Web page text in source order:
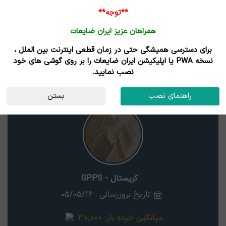
نتایج جستجوی قیمت
استان
کریستال - GPPS
تاریخ بروزرسانی : 05/05/16
میانگین خرده بار: 30,000
**توجه**
همراهان عزیز ایران ضایعات
برای دسترسی همیشگی حتی در زمان قطعی اینترنت بین الملل ،
نسخه PWA یا اپلیکیشن ایران ضایعات را بر روی گوشی های خود
نصب نمایید.
راهنمای نصب بستن